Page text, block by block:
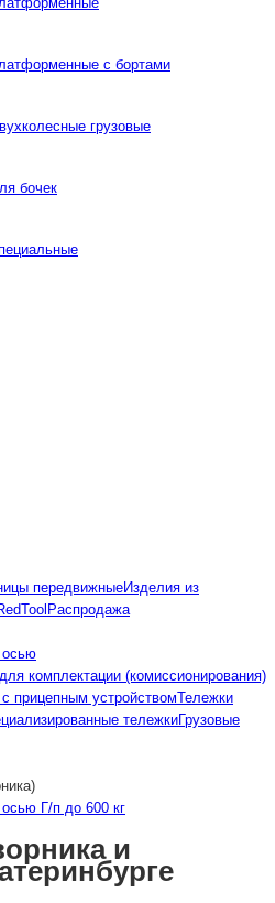
с бортами
грузовые
бочек
передвижныеИзделия из
Распродажа
осью
комплектации (комиссионирования)
прицепным устройствомТележки
тележкиГрузовые
Г/п до 600 кг
и